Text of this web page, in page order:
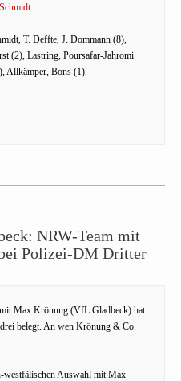
T. Deffte, J. Dommann (8),
(2), Lastring, Poursafar-Jahromi
Allkämper, Bons (1).
NRW-Team mit
Polizei-DM Dritter
Max Krönung (VfL Gladbeck) hat
belegt. An wen Krönung & Co.
westfälischen Auswahl mit Max